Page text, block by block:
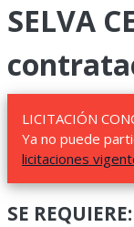
SELVA
LICITACIÓN
Ya no puede
licitaciones
SE REQUIERE: